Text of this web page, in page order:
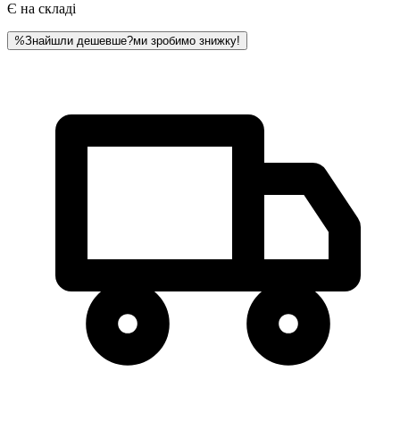
Є на складі
%Знайшли дешевше?ми зробимо знижку!